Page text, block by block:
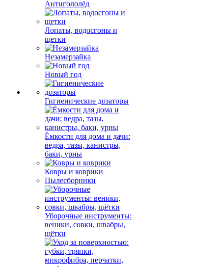
Антигололёд
Лопаты, водосгоны и
щетки
Незамерзайка
Новый год
Гигиенические дозаторы
Ёмкости для дома и дачи:
ведра, тазы, канистры,
баки, урны
Ковры и коврики
Пылесборники
Уборочные инструменты:
веники, совки, швабры,
щётки